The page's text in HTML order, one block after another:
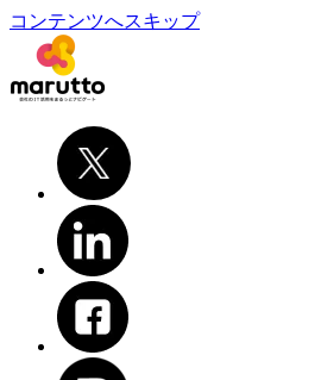
コンテンツへスキップ